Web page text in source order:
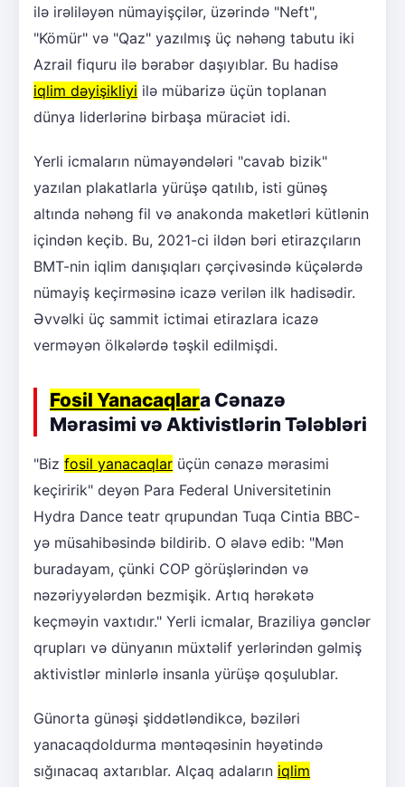
ilə irəliləyən nümayişçilər, üzərində "Neft",
"Kömür" və "Qaz" yazılmış üç nəhəng tabutu iki
Azrail fiquru ilə bərabər daşıyıblar. Bu hadisə
iqlim dəyişikliyi ilə mübarizə üçün toplanan
dünya liderlərinə birbaşa müraciət idi.
Yerli icmaların nümayəndələri "cavab bizik"
yazılan plakatlarla yürüşə qatılıb, isti günəş
altında nəhəng fil və anakonda maketləri kütlənin
içindən keçib. Bu, 2021-ci ildən bəri etirazçıların
BMT-nin iqlim danışıqları çərçivəsində küçələrdə
nümayiş keçirməsinə icazə verilən ilk hadisədir.
Əvvəlki üç sammit ictimai etirazlara icazə
verməyən ölkələrdə təşkil edilmişdi.
Fosil Yanacaqlara Cənazə
Mərasimi və Aktivistlərin Tələbləri
"Biz fosil yanacaqlar üçün cənazə mərasimi
keçiririk" deyən Para Federal Universitetinin
Hydra Dance teatr qrupundan Tuqa Cintia BBC-
yə müsahibəsində bildirib. O əlavə edib: "Mən
buradayam, çünki COP görüşlərindən və
nəzəriyyələrdən bezmişik. Artıq hərəkətə
keçməyin vaxtıdır." Yerli icmalar, Braziliya gənclər
qrupları və dünyanın müxtəlif yerlərindən gəlmiş
aktivistlər minlərlə insanla yürüşə qoşulublar.
Günorta günəşi şiddətləndikcə, bəziləri
yanacaqdoldurma məntəqəsinin həyətində
sığınacaq axtarıblar. Alçaq adaların iqlim